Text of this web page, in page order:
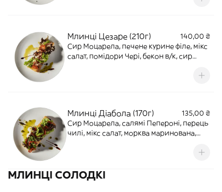
Млинці Цезаре (210г)
140,00 ₴
Сир Моцарела, печене курине філе, мікс
салат, помідори Чері, бекон в/к, сир
Млинці Діабола (170г)
135,00 ₴
Сир Моцарела, салямі Пепероні, перець
чилі, мікс салат, морква маринована,
МЛИНЦІ СОЛОДКІ